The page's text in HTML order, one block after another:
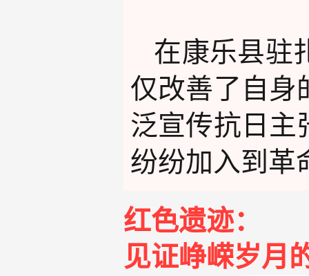
在康乐县驻
仅改善了自身
泛宣传抗日主
纷纷加入到革
红色遗迹：
见证峥嵘岁月